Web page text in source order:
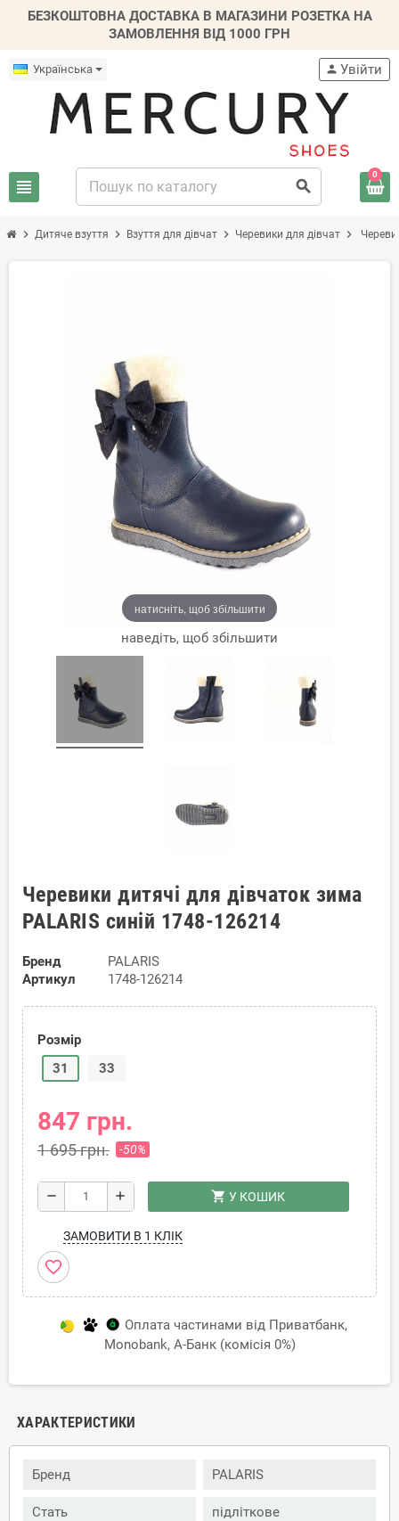
БЕЗКОШТОВНА ДОСТАВКА В МАГАЗИНИ РОЗЕТКА НА
ЗАМОВЛЕННЯ ВІД 1000 ГРН
Українська
view_headline search
person Увійти
0
chevron_right Дитяче взуття chevron_right Взуття для дівчат chevron_right Черевики для дівчат chevron_right
натисніть, щоб збільшити
наведіть, щоб збільшити
Черевики дитячі для дівчаток зима
PALARIS синій 1748-126214
Бренд
PALARIS
Артикул
1748-126214
Розмір
31
33
847 грн.
1 695 грн. -50%
remove add shopping_cart У КОШИК
ЗАМОВИТИ В 1 КЛІК
favorite_border
Оплата частинами від Приватбанк,
Monobank, А-Банк (комісія 0%)
ХАРАКТЕРИСТИКИ
Бренд PALARIS
Стать підліткове